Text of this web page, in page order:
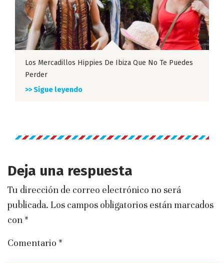
Los Mercadillos Hippies De Ibiza Que No Te Puedes
Perder
>> Sigue leyendo
Deja una respuesta
Tu dirección de correo electrónico no será
publicada. Los campos obligatorios están marcados
con *
Comentario *